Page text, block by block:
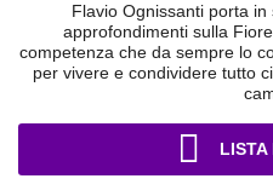
Flavio Ognissanti porta
approfondimenti sulla
competenza che da sempre lo
per vivere e condividere tutto
LISTA